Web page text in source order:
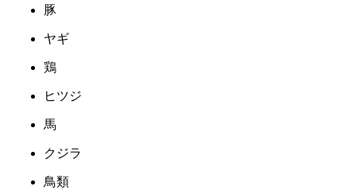
豚
ヤギ
鶏
ヒツジ
馬
クジラ
鳥類